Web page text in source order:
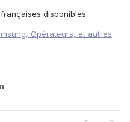
disponibles
Opérateurs, et autres